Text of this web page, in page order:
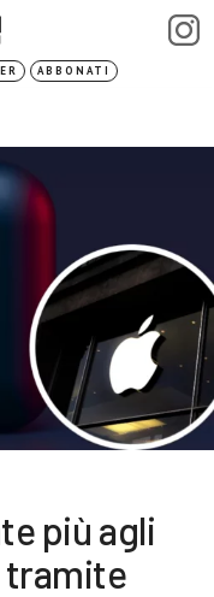
ABBONATI
più agli
tramite